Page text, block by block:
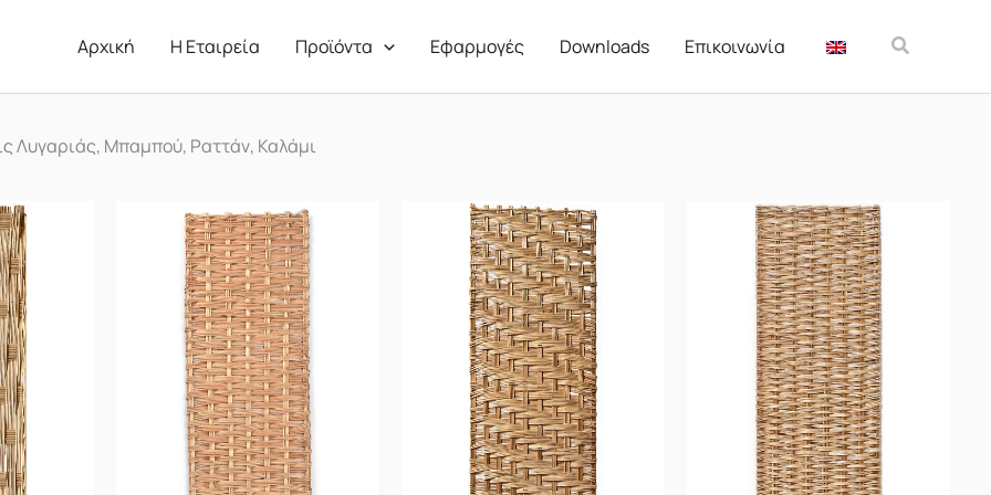
Αρχική Η Εταιρεία Προϊόντα Εφαρμογές Downloads Επικοινωνία Αναζήτηση
Λυγαριάς, Μπαμπού, Ραττάν, Καλάμι